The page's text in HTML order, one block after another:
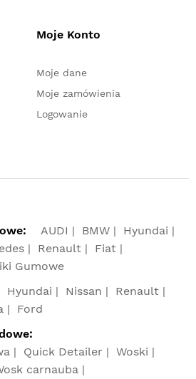
Moje Konto
Moje dane
Moje zamówienia
Logowanie
AUDI BMW
Hyundai
Renault
Fiat
Gumowe
Hyundai Nissan
Renault
Ford
Quick Detailer
Woski
carnauba